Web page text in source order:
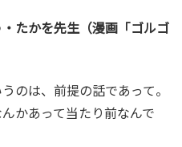
・たかを先生（漫画「ゴルゴ
のは、前提の話であって。
かあって当たり前なんで